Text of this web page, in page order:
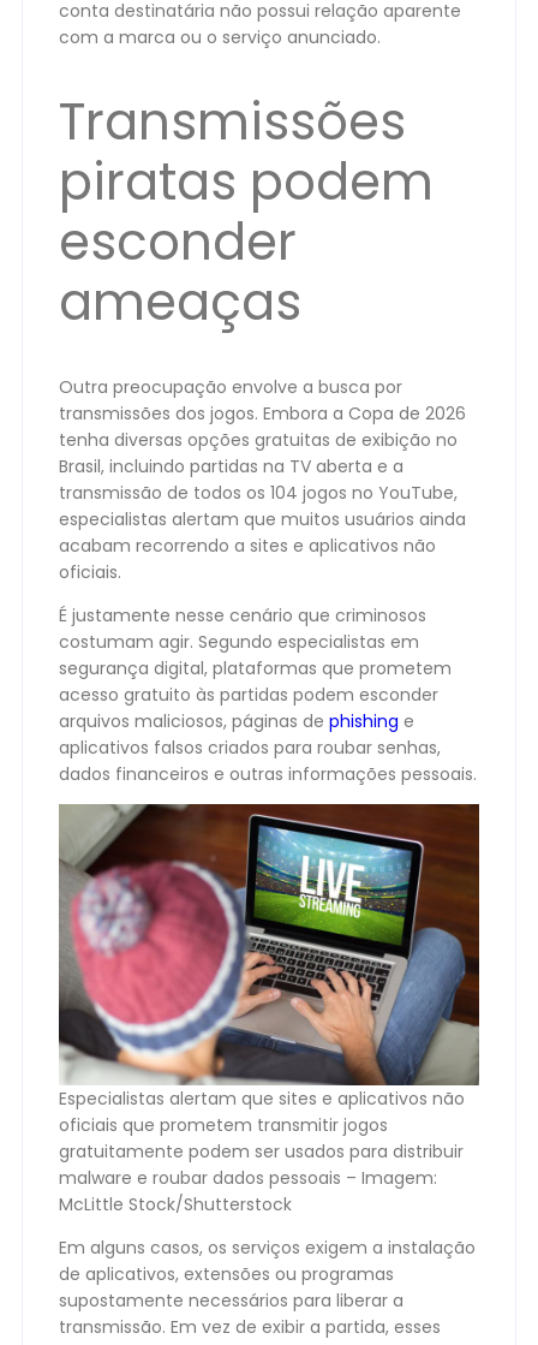
conta destinatária não possui relação aparente
com a marca ou o serviço anunciado.
Transmissões
piratas podem
esconder
ameaças
Outra preocupação envolve a busca por
transmissões dos jogos. Embora a Copa de 2026
tenha diversas opções gratuitas de exibição no
Brasil, incluindo partidas na TV aberta e a
transmissão de todos os 104 jogos no YouTube,
especialistas alertam que muitos usuários ainda
acabam recorrendo a sites e aplicativos não
oficiais.
É justamente nesse cenário que criminosos
costumam agir. Segundo especialistas em
segurança digital, plataformas que prometem
acesso gratuito às partidas podem esconder
arquivos maliciosos, páginas de phishing e
aplicativos falsos criados para roubar senhas,
dados financeiros e outras informações pessoais.
Especialistas alertam que sites e aplicativos não
oficiais que prometem transmitir jogos
gratuitamente podem ser usados para distribuir
malware e roubar dados pessoais – Imagem:
McLittle Stock/Shutterstock
Em alguns casos, os serviços exigem a instalação
de aplicativos, extensões ou programas
supostamente necessários para liberar a
transmissão. Em vez de exibir a partida, esses